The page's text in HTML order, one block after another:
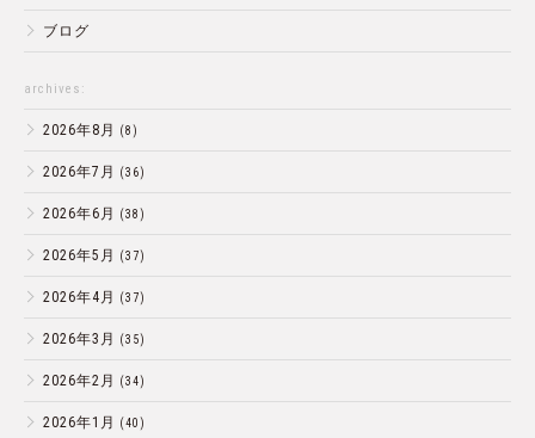
ブログ
archives:
2026年8月 (8)
2026年7月 (36)
2026年6月 (38)
2026年5月 (37)
2026年4月 (37)
2026年3月 (35)
2026年2月 (34)
2026年1月 (40)